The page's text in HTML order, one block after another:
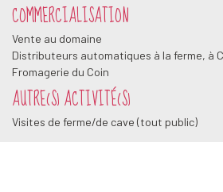
COMMERCIALISATION
Vente au domaine
Distributeurs automatiques à la ferme, à
Fromagerie du Coin
AUTRE(S) ACTIVITÉ(S)
Visites de ferme/de cave (tout public)